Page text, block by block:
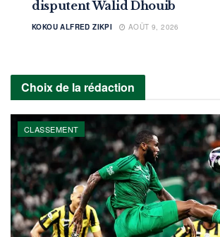
disputent Walid Dhouib
KOKOU ALFRED ZIKPI AOÛT 9, 2026
Choix de la rédaction
CLASSEMENT